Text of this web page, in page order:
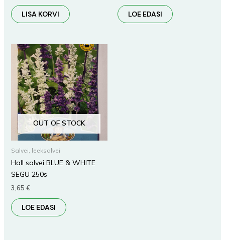
LISA KORVI LOE EDASI
OUT OF STOCK
Salvei, leeksalvei
Hall salvei BLUE & WHITE
SEGU 250s
3,65 €
LOE EDASI